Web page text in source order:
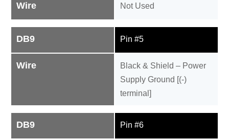
Wire Not Used
DB9
Wire
Pin #5
Black & Shield – Power
Supply Ground [(-)
terminal]
DB9 Pin #6